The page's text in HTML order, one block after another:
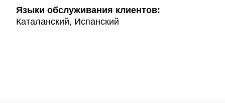
Языки обслуживания клиентов:
Каталанский, Испанский